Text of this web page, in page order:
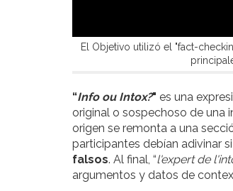
El Objetivo utilizó el "fact-
“Info ou Intox?" es una
original o sospechoso de una
origen se remonta a una
participantes debían adivinar
falsos. Al final, “l'expert de
argumentos y datos de